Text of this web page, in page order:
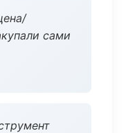
сами